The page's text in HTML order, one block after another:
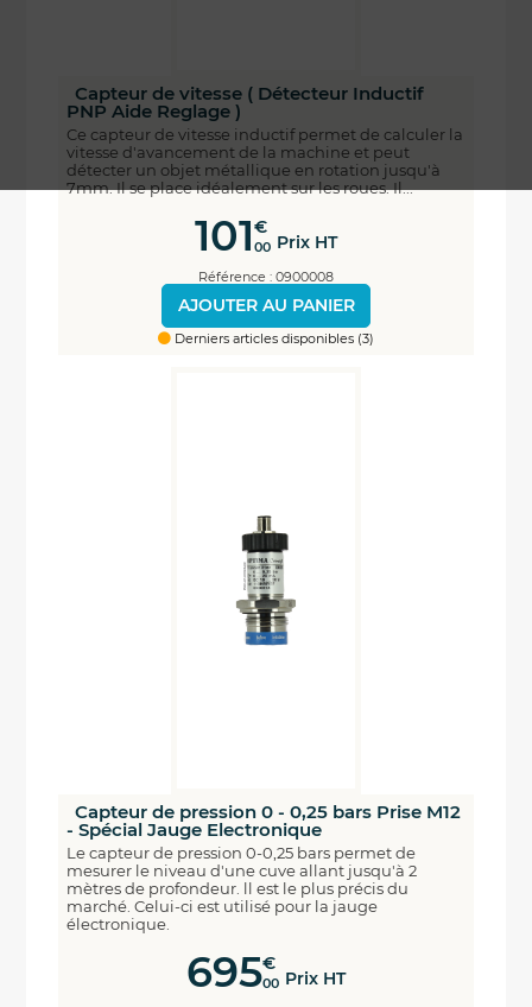
Capteur de vitesse ( Détecteur Inductif
PNP Aide Reglage )
Ce capteur de vitesse inductif permet de calculer la
vitesse d'avancement de la machine et peut
détecter un objet métallique en rotation jusqu'à
7mm. Il se place idéalement sur les roues. Il...
101€
00 Prix HT
Référence : 0900008
AJOUTER AU PANIER
Derniers articles disponibles (3)
Capteur de pression 0 - 0,25 bars Prise M12
- Spécial Jauge Electronique
Le capteur de pression 0-0,25 bars permet de
mesurer le niveau d'une cuve allant jusqu'à 2
mètres de profondeur. ll est le plus précis du
marché. Celui-ci est utilisé pour la jauge
électronique.
695€
00 Prix HT